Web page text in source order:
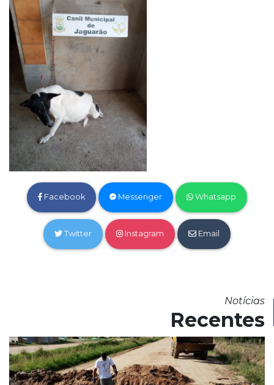
Facebook Messenger Whatsapp
Twitter Instagram Email
Notícias
Recentes